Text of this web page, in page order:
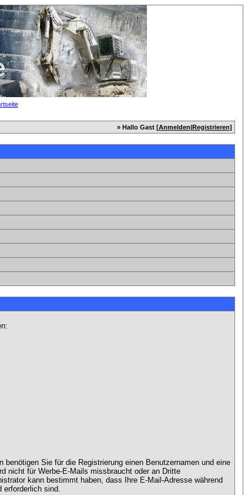
» Hallo Gast [Anmelden|Registrieren]
Sie für die Registrierung einen Benutzernamen und eine
nicht für Werbe-E-Mails missbraucht oder an Dritte
kann bestimmt haben, dass Ihre E-Mail-Adresse während
erforderlich sind.